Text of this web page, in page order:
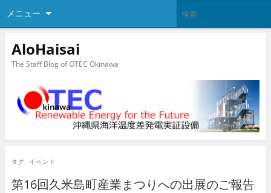
メニュー
AloHaisai
The Staff Blog of OTEC Okinawa
タグ: イベント
第16回久米島町産業まつりへの出展のご報告